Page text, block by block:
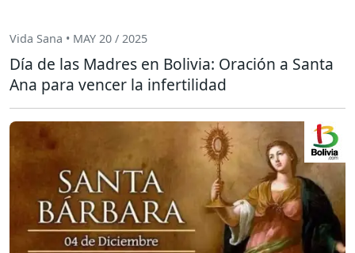
Vida Sana • MAY 20 / 2025
Día de las Madres en Bolivia: Oración a Santa
Ana para vencer la infertilidad